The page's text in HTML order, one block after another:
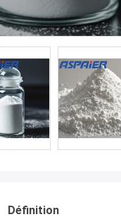
Définition